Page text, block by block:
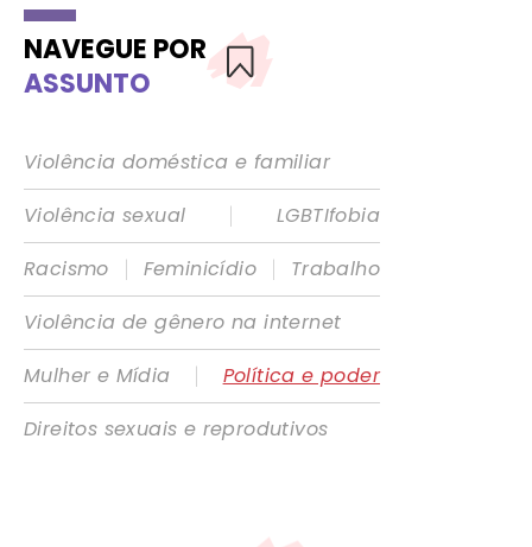
NAVEGUE POR
ASSUNTO
Violência doméstica e familiar
Violência sexual
|
LGBTIfobia
Racismo
| Feminicídio |
Trabalho
Violência de gênero na internet
Mulher e Mídia
|
Política e poder
Direitos sexuais e reprodutivos